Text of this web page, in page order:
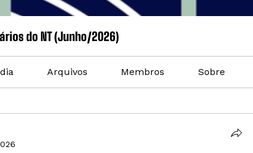
do NT (Junho/2026)
Arquivos Membros Sobre